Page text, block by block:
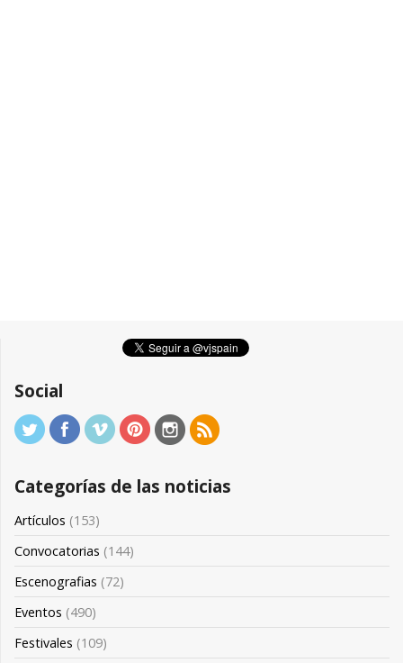
Social
Categorías de las noticias
Artículos (153)
Convocatorias (144)
Escenografias (72)
Eventos (490)
Festivales (109)